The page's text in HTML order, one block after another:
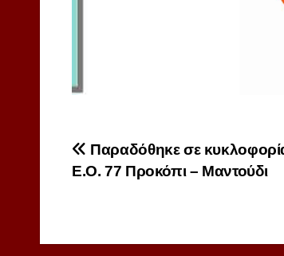
Πλοήγηση
άρθρων
Παραδόθηκε σε
Ε.Ο. 77 Προκόπι – Μαντούδι